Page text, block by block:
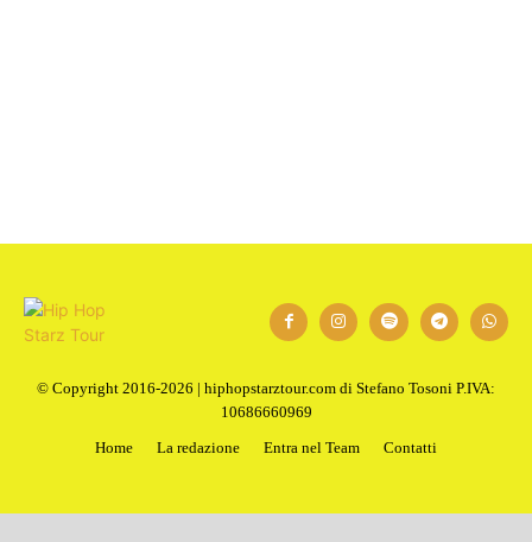
1
© Copyright 2016-2026 | hiphopstarztour.com di Stefano Tosoni P.IVA:
10686660969
Home
La redazione Entra nel Team Contatti